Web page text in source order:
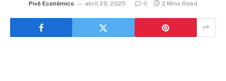
Pivô Econômico abril 29, 2025 0 2 Mins Read